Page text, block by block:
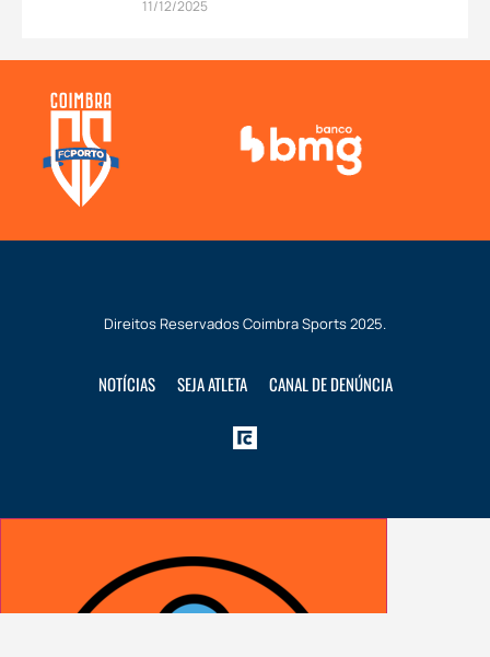
11/12/2025
Direitos ReservadosCoimbra Sports2025.
NOTÍCIAS SEJA ATLETA CANAL DE DENÚNCIA